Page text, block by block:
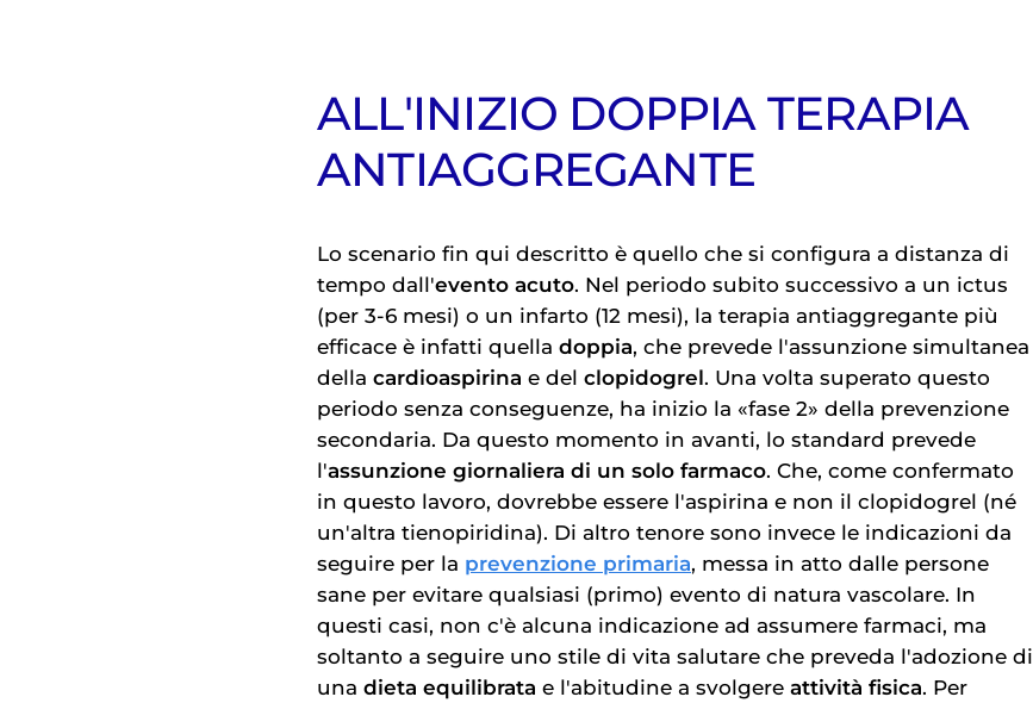
ALL'INIZIO DOPPIA TERAPIA
ANTIAGGREGANTE
Lo scenario fin qui descritto è quello che si configura a distanza di
tempo dall'evento acuto. Nel periodo subito successivo a un ictus
(per 3-6 mesi) o un infarto (12 mesi), la terapia antiaggregante più
efficace è infatti quella doppia, che prevede l'assunzione simultanea
della cardioaspirina e del clopidogrel. Una volta superato questo
periodo senza conseguenze, ha inizio la «fase 2» della prevenzione
secondaria. Da questo momento in avanti, lo standard prevede
l'assunzione giornaliera di un solo farmaco. Che, come confermato
in questo lavoro, dovrebbe essere l'aspirina e non il clopidogrel (né
un'altra tienopiridina). Di altro tenore sono invece le indicazioni da
seguire per la prevenzione primaria, messa in atto dalle persone
sane per evitare qualsiasi (primo) evento di natura vascolare. In
questi casi, non c'è alcuna indicazione ad assumere farmaci, ma
soltanto a seguire uno stile di vita salutare che preveda l'adozione di
una dieta equilibrata e l'abitudine a svolgere attività fisica. Per